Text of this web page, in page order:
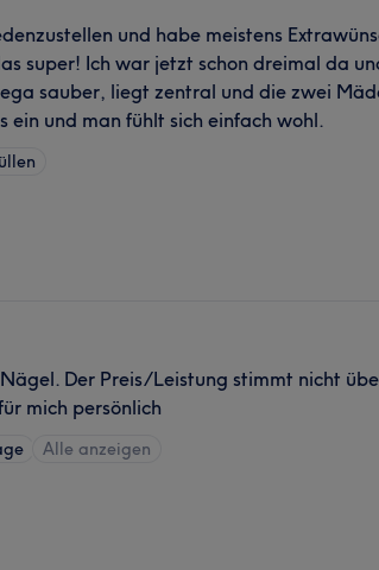
und habe meistens
super! Ich war jetzt schon dreimal da
sauber, liegt zentral und die zwei
ein und man fühlt sich einfach wohl.
Der Preis/Leistung stimmt nicht
mich persönlich
Alle anzeigen